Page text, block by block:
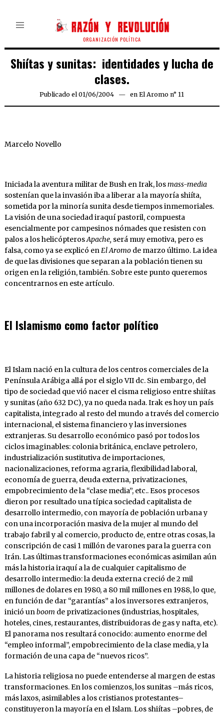
ORGANIZACIÓN POLÍTICA
Shiítas y sunitas: identidades y lucha de
clases.
Publicado el 01/06/2004 21/03/2020
en El Aromo n° 11
Marcelo Novello
Iniciada la aventura militar de Bush en Irak, losmass-media
sostenían que la invasión iba a liberar a la mayoría shiíta,
sometida por la minoría sunita desde tiempos inmemoriales.
La visión de una sociedad iraquí pastoril, compuesta
esencialmente por campesinos nómades que resisten con
palos a los helicópterosApache, será muy emotiva, pero es
falsa, como ya se explicó enEl Aromode marzo último. La idea
de que las divisiones que separan a la población tienen su
origen en la religión, también. Sobre este punto queremos
concentrarnos en este artículo.
El Islamismo como factor político
El Islam nació en la cultura de los centros comerciales de la
Península Arábiga allá por el siglo VII dc. Sin embargo, del
tipo de sociedad que vió nacer el cisma religioso entre shiítas
y sunitas (año 632 DC), ya no queda nada. Irak es hoy un país
capitalista, integrado al resto del mundo a través del comercio
internacional, el sistema financiero y las inversiones
extranjeras. Su desarrollo económico pasó por todos los
ciclos imaginables: colonia británica, enclave petrolero,
industrialización sustitutiva de importaciones,
nacionalizaciones, reforma agraria, flexibilidad laboral,
economía de guerra, deuda externa, privatizaciones,
empobrecimiento de la “clase media”, etc.. Esos procesos
dieron por resultado una típica sociedad capitalista de
desarrollo intermedio, con mayoría de población urbana y
con una incorporación masiva de la mujer al mundo del
trabajo fabril y al comercio, producto de, entre otras cosas, la
conscripción de casi 1 millón de varones para la guerra con
Irán. Las últimas transformaciones económicas asimilan aún
más la historia iraquí a la de cualquier capitalismo de
desarrollo intermedio: la deuda externa creció de 2 mil
millones de dolares en 1980, a 80 mil millones en 1988, lo que,
en función de dar “garantías” a los inversores extranjeros,
inició unboom de privatizaciones (industrias, hospitales,
hoteles, cines, restaurantes, distribuidoras de gas y nafta, etc).
El panorama nos resultará conocido: aumento enorme del
“empleo informal”, empobrecimiento de la clase media, y la
formación de una capa de “nuevos ricos”.
La historia religiosa no puede entenderse al margen de estas
transformaciones. En los comienzos, los sunitas –más ricos,
más laxos, asimilables a los cristianos protestantes–
constituyeron la mayoría en el Islam. Los shiítas –pobres, de